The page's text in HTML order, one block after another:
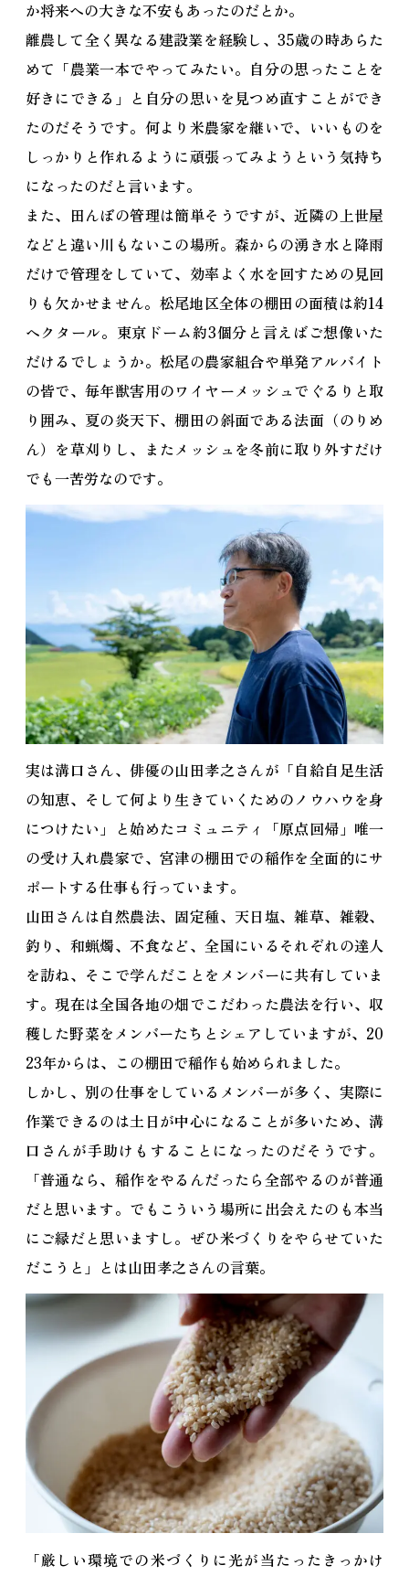
か将来への大きな不安もあったのだとか。
離農して全く異なる建設業を経験し、35歳の時あらた
めて「農業一本でやってみたい。自分の思ったことを
好きにできる」と自分の思いを見つめ直すことができ
たのだそうです。何より米農家を継いで、いいものを
しっかりと作れるように頑張ってみようという気持ち
になったのだと言います。
また、田んぼの管理は簡単そうですが、近隣の上世屋
などと違い川もないこの場所。森からの湧き水と降雨
だけで管理をしていて、効率よく水を回すための見回
りも欠かせません。松尾地区全体の棚田の面積は約14
ヘクタール。東京ドーム約3個分と言えばご想像いた
だけるでしょうか。松尾の農家組合や単発アルバイト
の皆で、毎年獣害用のワイヤーメッシュでぐるりと取
り囲み、夏の炎天下、棚田の斜面である法面（のりめ
ん）を草刈りし、またメッシュを冬前に取り外すだけ
でも一苦労なのです。
実は溝口さん、俳優の山田孝之さんが「自給自足生活
の知恵、そして何より生きていくためのノウハウを身
につけたい」と始めたコミュニティ「原点回帰」唯一
の受け入れ農家で、宮津の棚田での稲作を全面的にサ
ポートする仕事も行っています。
山田さんは自然農法、固定種、天日塩、雑草、雑穀、
釣り、和蝋燭、不食など、全国にいるそれぞれの達人
を訪ね、そこで学んだことをメンバーに共有していま
す。現在は全国各地の畑でこだわった農法を行い、収
穫した野菜をメンバーたちとシェアしていますが、20
23年からは、この棚田で稲作も始められました。
しかし、別の仕事をしているメンバーが多く、実際に
作業できるのは土日が中心になることが多いため、溝
口さんが手助けもすることになったのだそうです。
「普通なら、稲作をやるんだったら全部やるのが普通
だと思います。でもこういう場所に出会えたのも本当
にご縁だと思いますし。ぜひ米づくりをやらせていた
だこうと」とは山田孝之さんの言葉。
「厳しい環境での米づくりに光が当たったきっかけ